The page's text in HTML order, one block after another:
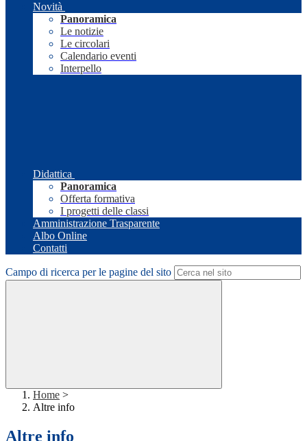
Novità
Panoramica
Le notizie
Le circolari
Calendario eventi
Interpello
Didattica
Panoramica
Offerta formativa
I progetti delle classi
Amministrazione Trasparente
Albo Online
Contatti
Campo di ricerca per le pagine del sito
Home >
Altre info
Altre info